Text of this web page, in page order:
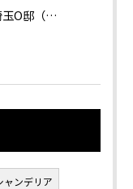
埼玉O邸（戸建て）
ャンデリア